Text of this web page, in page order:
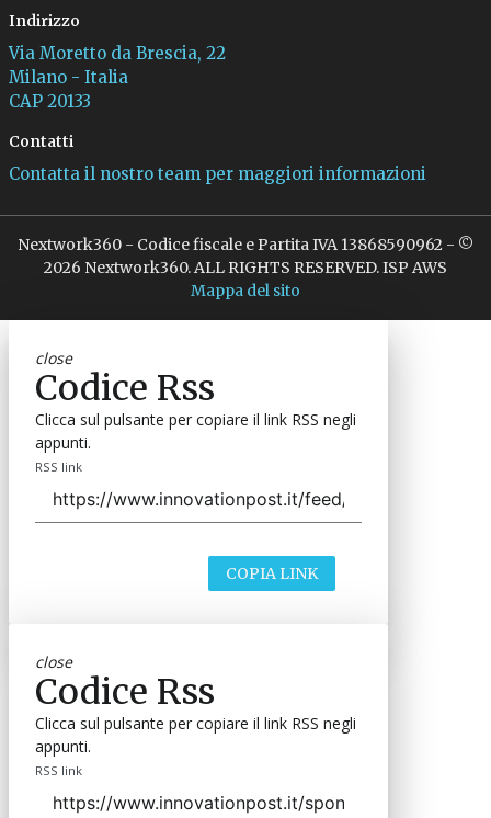
Indirizzo
Via Moretto da Brescia, 22
Milano - Italia
CAP 20133
Contatti
Contatta il nostro team per maggiori informazioni
Nextwork360 - Codice fiscale e Partita IVA 13868590962 - ©
2026 Nextwork360. ALL RIGHTS RESERVED. ISP AWS
Mappa del sito
close
Codice Rss
Clicca sul pulsante per copiare il link RSS negli
appunti.
RSS link
COPIA LINK
close
Codice Rss
Clicca sul pulsante per copiare il link RSS negli
appunti.
RSS link